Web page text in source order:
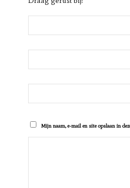
Mijn naam, e-mail en site opslaan in